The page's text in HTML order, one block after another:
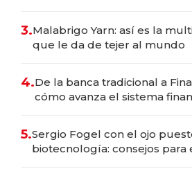
3.Malabrigo Yarn: así es la
que le da de tejer al mundo
4.De la banca tradicional a
cómo avanza el sistema
5.Sergio Fogel con el ojo
biotecnología: consejos